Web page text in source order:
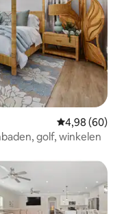
Gemiddelde
4,98 (60)
golf, winkelen